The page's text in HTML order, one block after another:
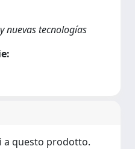
nuevas tecnologías
a questo prodotto.